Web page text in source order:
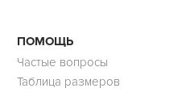
ПОМОЩЬ
Частые вопросы
Таблица размеров